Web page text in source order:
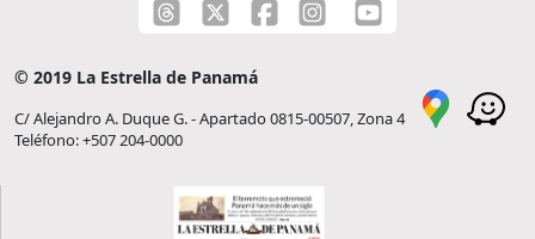
© 2019 La Estrella de Panamá
C/ Alejandro A. Duque G. - Apartado 0815-00507, Zona 4
Teléfono: +507 204-0000